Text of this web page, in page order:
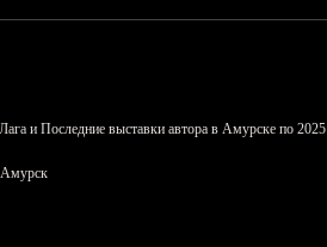
и Последние выставки автора в Амурске по 2025
Амурск